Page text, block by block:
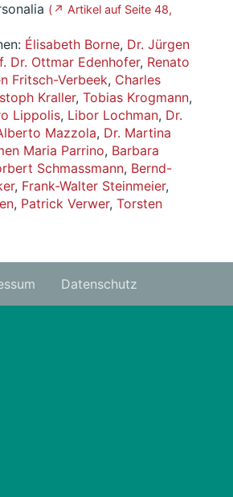
( ↗ Artikel auf Seite 48,
Élisabeth Borne, Dr. Jürgen
Dr. Ottmar Edenhofer, Renato
Fritsch-Verbeek, Charles
Kraller, Tobias Krogmann,
Lippolis, Libor Lochman, Dr.
Mazzola, Dr. Martina
Maria Parrino, Barbara
Schmassmann, Bernd-
, Frank-Walter Steinmeier,
, Patrick Verwer, Torsten
Datenschutz